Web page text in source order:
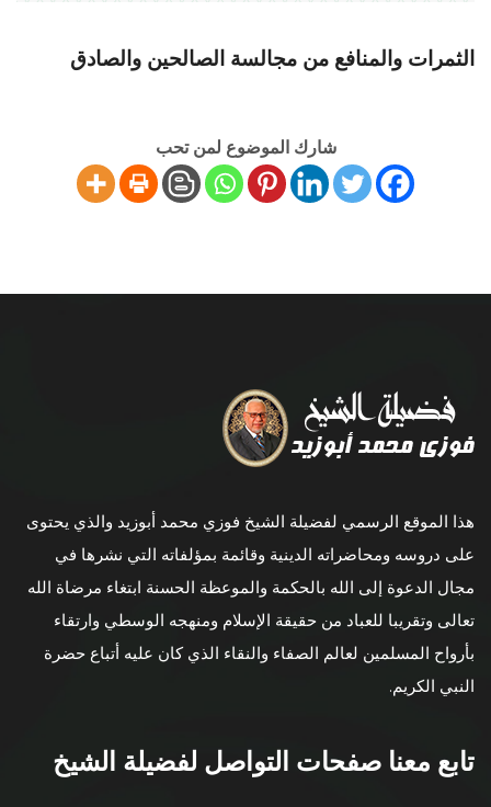
الثمرات والمنافع من مجالسة الصالحين والصادق
شارك الموضوع لمن تحب
هذا الموقع الرسمي لفضيلة الشيخ فوزي محمد أبوزيد والذي يحتوى
على دروسه ومحاضراته الدينية وقائمة بمؤلفاته التي نشرها في
مجال الدعوة إلى الله بالحكمة والموعظة الحسنة ابتغاء مرضاة الله
تعالى وتقريبا للعباد من حقيقة الإسلام ومنهجه الوسطي وارتقاء
بأرواح المسلمين لعالم الصفاء والنقاء الذي كان عليه أتباع حضرة
النبي الكريم.
تابع معنا صفحات التواصل لفضيلة الشيخ